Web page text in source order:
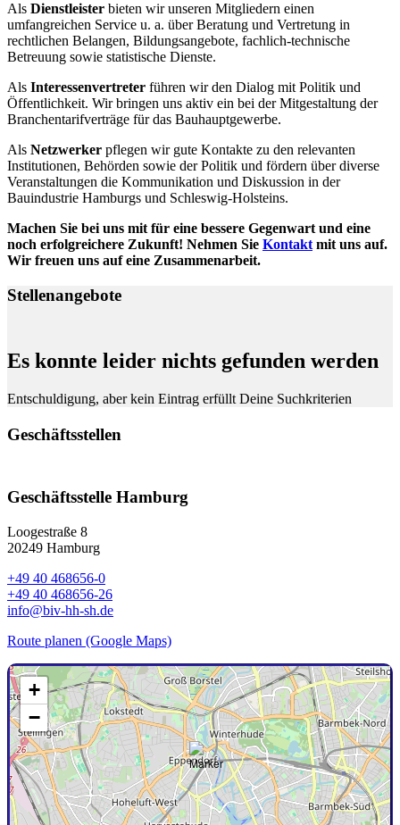
Als Dienstleister bieten wir unseren Mitgliedern einen
umfangreichen Service u. a. über Beratung und Vertretung in
rechtlichen Belangen, Bildungsangebote, fachlich-technische
Betreuung sowie statistische Dienste.
Als Interessenvertreter führen wir den Dialog mit Politik und
Öffentlichkeit. Wir bringen uns aktiv ein bei der Mitgestaltung der
Branchentarifverträge für das Bauhauptgewerbe.
Als Netzwerker pflegen wir gute Kontakte zu den relevanten
Institutionen, Behörden sowie der Politik und fördern über diverse
Veranstaltungen die Kommunikation und Diskussion in der
Bauindustrie Hamburgs und Schleswig-Holsteins.
Machen Sie bei uns mit für eine bessere Gegenwart und eine
noch erfolgreichere Zukunft! Nehmen Sie Kontaktmit uns auf.
Wir freuen uns auf eine Zusammenarbeit.
Stellenangebote
Es konnte leider nichts gefunden werden
Entschuldigung, aber kein Eintrag erfüllt Deine Suchkriterien
Geschäftsstellen
Geschäftsstelle Hamburg
Loogestraße 8
20249 Hamburg
+49 40 468656-0
+49 40 468656-26
info@biv-hh-sh.de
Route planen (Google Maps)
+
−